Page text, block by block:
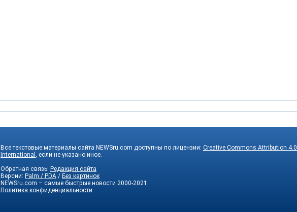
Все текстовые материалы сайта NEWSru.com доступны по лицензии: Creative Commons Attribution 4.0
International
, если не указано иное.
Обратная связь: Редакция сайта
Версии: Palm / PDA / Без картинок
NEWSru.com – самые быстрые новости 2000-2021
Политика конфиденциальности